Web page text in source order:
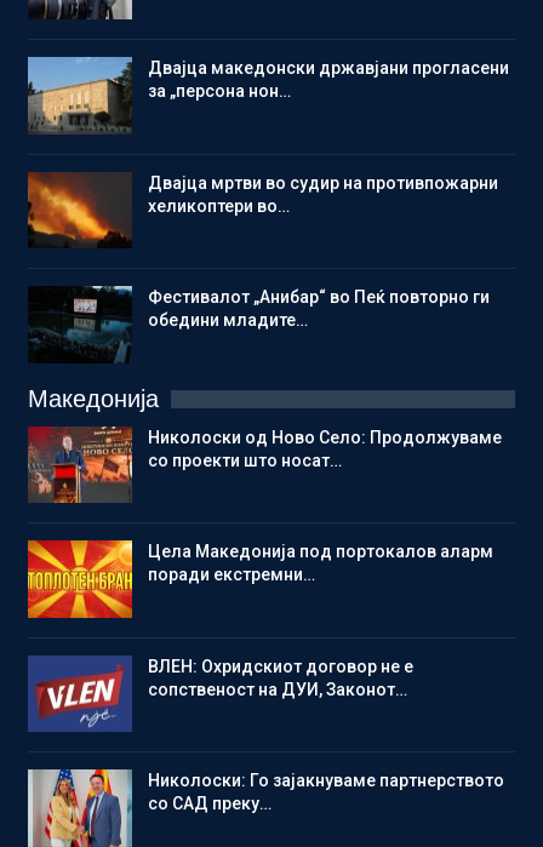
Двајца македонски државјани прогласени
за „персона нон…
Двајца мртви во судир на противпожарни
хеликоптери во…
Фестивалот „Анибар“ во Пеќ повторно ги
обедини младите…
Македонија
Николоски од Ново Село: Продолжуваме
со проекти што носат…
Цела Македонија под портокалов аларм
поради екстремни…
ВЛЕН: Охридскиот договор не е
сопственост на ДУИ, Законот…
Николоски: Го зајакнуваме партнерството
со САД преку…